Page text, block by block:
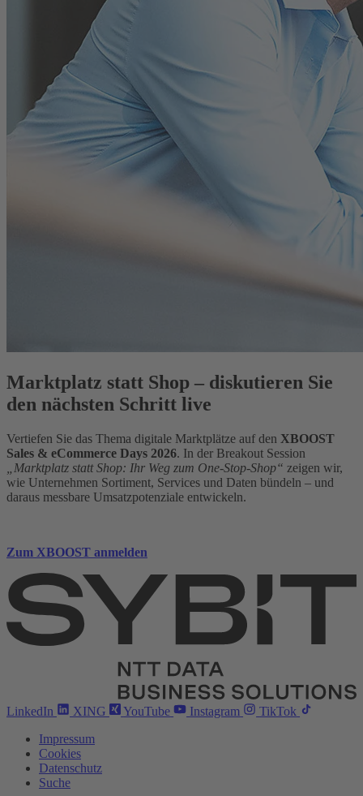
Marktplatz statt Shop – diskutieren Sie
den nächsten Schritt live
Vertiefen Sie das Thema digitale Marktplätze auf den XBOOST
Sales & eCommerce Days 2026. In der Breakout Session
„Marktplatz statt Shop: Ihr Weg zum One-Stop-Shop“ zeigen wir,
wie Unternehmen Sortiment, Services und Daten bündeln – und
daraus messbare Umsatzpotenziale entwickeln.
Zum XBOOST anmelden
LinkedIn XING YouTube Instagram
TikTok
Impressum
Cookies
Datenschutz
Suche